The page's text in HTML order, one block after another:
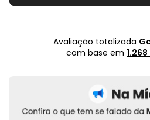
Avaliação totalizada
com base em